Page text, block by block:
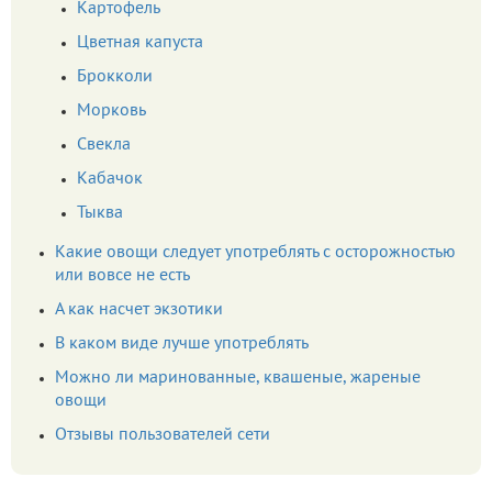
Картофель
Цветная капуста
Брокколи
Морковь
Свекла
Кабачок
Тыква
Какие овощи следует употреблять с осторожностью
или вовсе не есть
А как насчет экзотики
В каком виде лучше употреблять
Можно ли маринованные, квашеные, жареные
овощи
Отзывы пользователей сети